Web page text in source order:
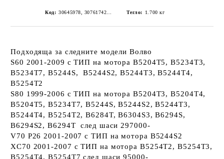
Код: Тегло: 1.700 кг
Подходяща за следните модели Волво
S60 2001-2009 с ТИП на мотора B5204T5, B5234T3,
B5234T7, B5244S, B5244S2, B5244T3, B5244T4,
B5254T2
S80 1999-2006 с ТИП на мотора B5204T3, B5204T4,
B5204T5, B5234T7, B5244S, B5244S2, B5244T3,
B5244T4, B5254T2, B6284T, B6304S3, B6294S,
B6294S2, B6294T след шаси 297000-
V70 P26 2001-2007 с ТИП на мотора B5244S2
XC70 2001-2007 с ТИП на мотора B5254T2, B5254T3,
B5254T4, B5254T7 след шаси 95000-